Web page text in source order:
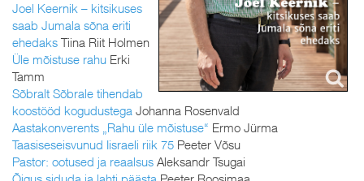
Joel Keernik – kitsikuses
saab Jumala sõna eriti
ehedaks Tiina Riit Holmen
Üle mõistuse rahu Erki
Tamm
Sõbralt Sõbrale tihendab
koostööd kogudustega Johanna Rosenvald
Aastakonverents „Rahu üle mõistuse“ Ermo Jürma
Taasiseseisvunud Iisraeli riik 75 Peeter Võsu
Pastor: ootused ja reaalsus Aleksandr Tsugai